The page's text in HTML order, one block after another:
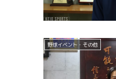
野球イベント・その他